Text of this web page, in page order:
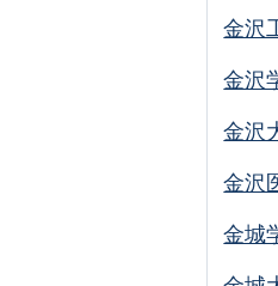
金沢
金沢
金沢
金沢
金城